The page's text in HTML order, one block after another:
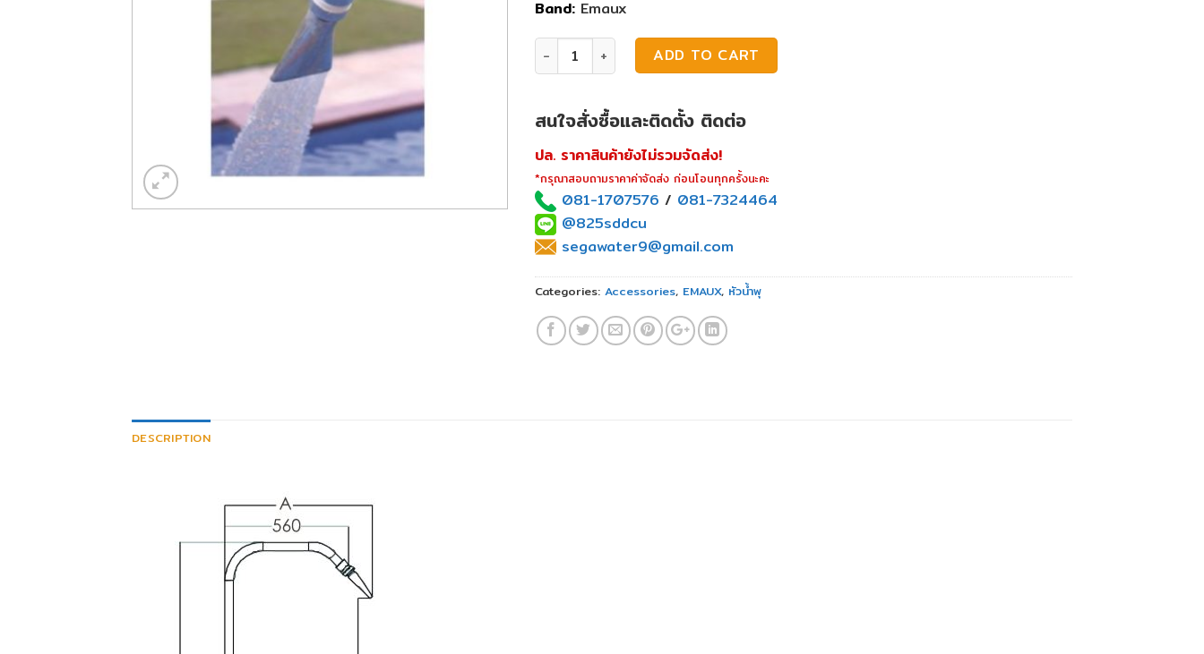
Band: Emaux
หัวน้ำพุ Emaux Model EM4401 quantity
ADD TO CART
สนใจสั่งซื้อและติดตั้ง ติดต่อ
ปล. ราคาสินค้ายังไม่รวมจัดส่ง!
*กรุณาสอบถามราคาค่าจัดส่ง ก่อนโอนทุกครั้งนะคะ
081-1707576 / 081-7324464
@825sddcu
segawater9@gmail.com
Categories: Accessories, EMAUX, หัวน้ำพุ
DESCRIPTION